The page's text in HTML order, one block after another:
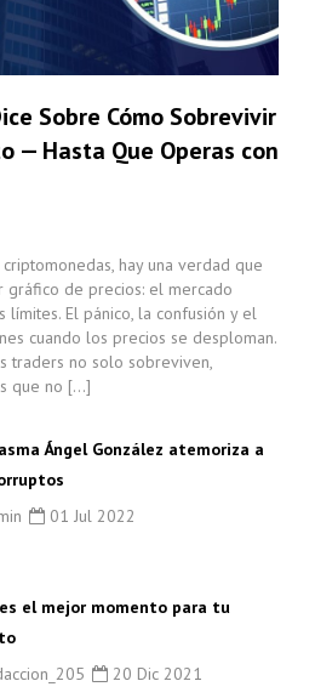
Sobre Cómo Sobrevivir
— Hasta Que Operas con
hay una verdad que
gráfico de precios: el mercado
límites. El pánico, la confusión y el
cuando los precios se desploman.
traders no solo sobreviven,
que no […]
Ángel González atemoriza a
01 Jul 2022
el mejor momento para tu
20 Dic 2021